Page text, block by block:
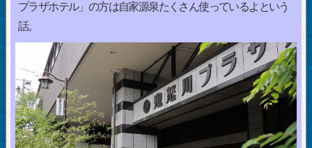
プラザホテル」の方は自家源泉たくさん使っているよという
話。